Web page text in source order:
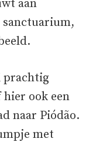
aan
sanctuarium,
prachtig
hier ook een
naar Piódão.
met